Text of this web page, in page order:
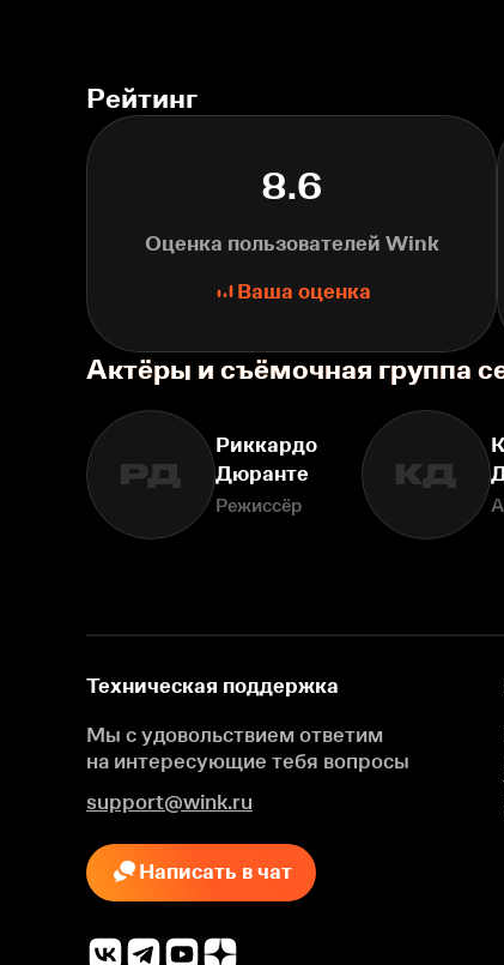
Рейтинг
8.6
Оценка пользователей Wink
Ваша оценка
Актёры и съёмочная группа
РД
Риккардо
Дюранте
Режиссёр
КД
Техническая поддержка
Мы с удовольствием ответим
на интересующие тебя вопросы
support@wink.ru
Написать в чат